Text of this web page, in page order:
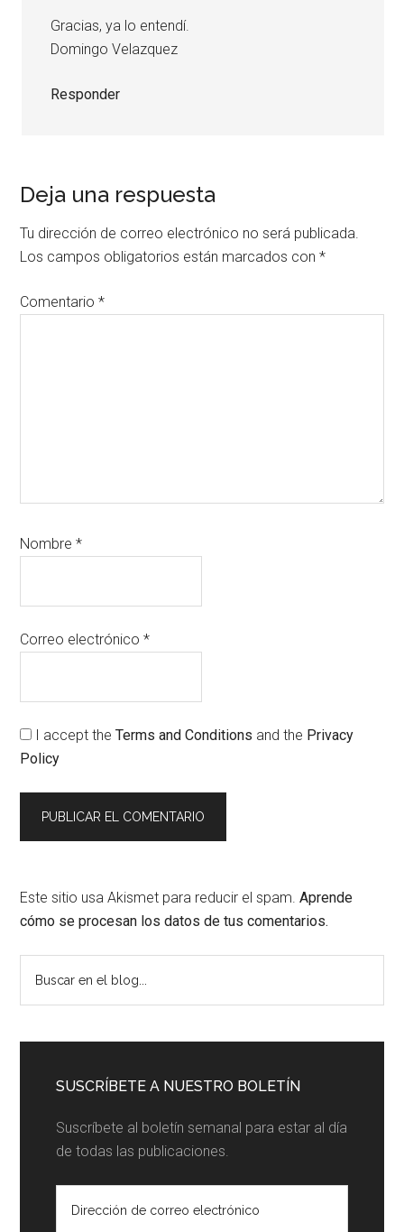
Gracias, ya lo entendí.
Domingo Velazquez
Responder
Deja una respuesta
Tu dirección de correo electrónico no será publicada.
Los campos obligatorios están marcados con*
Comentario*
Nombre*
Correo electrónico*
I accept theTerms and Conditions and the Privacy
Policy
Este sitio usa Akismet para reducir el spam.Aprende
cómo se procesan los datos de tus comentarios.
Barra
lateral
principal
SUSCRÍBETE A NUESTRO BOLETÍN
Suscríbete al boletín semanal para estar al día
de todas las publicaciones.